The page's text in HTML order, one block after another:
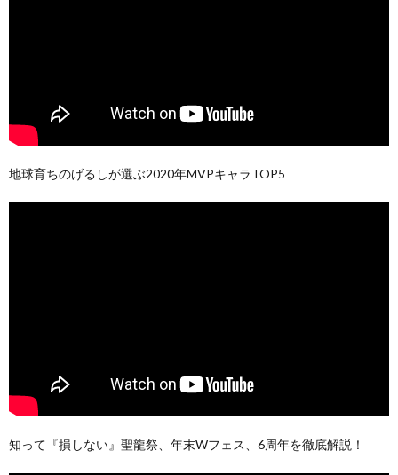
地球育ちのげるしが選ぶ2020年MVPキャラTOP5
知って『損しない』聖龍祭、年末Wフェス、6周年を徹底解説！